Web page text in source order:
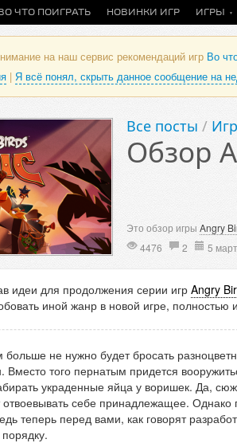
ЧТО ПОИГРАТЬ НОВИНКИ ИГР ИГРЫ
на наш сервис рекомендаций игр Во
| Я всё понял, скрыть данное сообщение на
Все посты /
Обзор
Это обзор игры Angry
4476
2 5
идеи для продолжения серии игр Angry
иной жанр в новой игре, полностью
больше не нужно будет бросать
Вместо того пернатым придется
украденные яйца у воришек. Да,
себе принадлежащее. Однако
теперь перед вами, как говорят